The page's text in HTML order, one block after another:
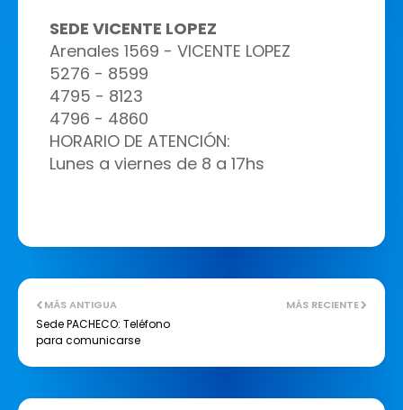
SEDE VICENTE LOPEZ
Arenales 1569 - VICENTE LOPEZ
5276 - 8599
4795 - 8123
4796 - 4860
HORARIO DE ATENCIÓN:
Lunes a viernes de 8 a 17hs
MÁS RECIENTE
MÁS ANTIGUA
Sede PACHECO: Teléfono
para comunicarse